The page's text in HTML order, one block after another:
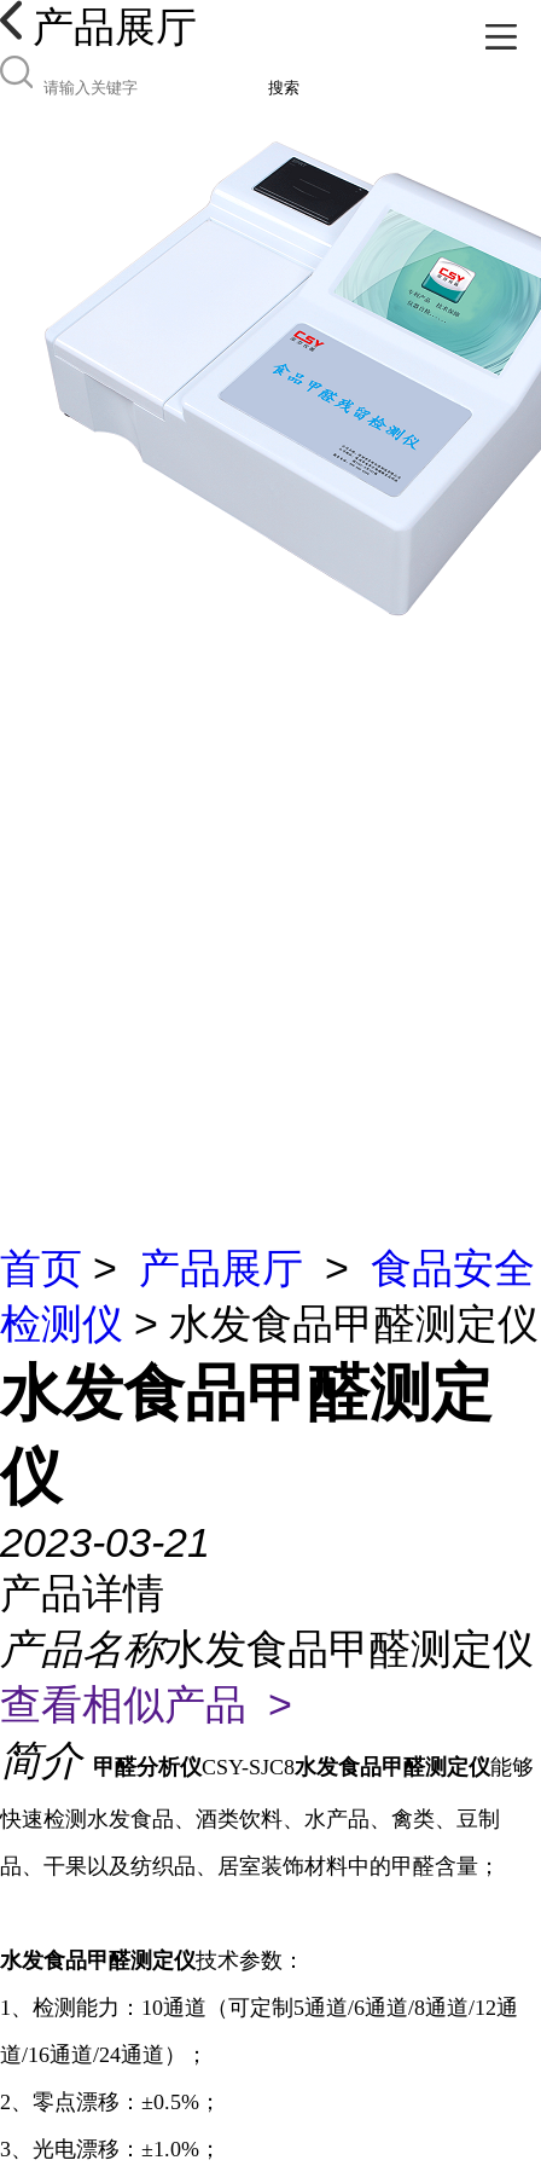
产品展厅
搜索
首页 > 产品展厅 > 食品安全
检测仪 > 水发食品甲醛测定仪
水发食品甲醛测定
仪
2023-03-21
产品详情
产品名称水发食品甲醛测定仪
查看相似产品 >
简介 甲醛分析仪CSY-SJC8水发食品甲醛测定仪能够
快速检测水发食品、酒类饮料、水产品、禽类、豆制
品、干果以及纺织品、居室装饰材料中的甲醛含量；
水发食品甲醛测定仪技术参数：
1、检测能力：10通道（可定制5通道/6通道/8通道/12通
道/16通道/24通道）；
2、零点漂移：±0.5%；
3、光电漂移：±1.0%；